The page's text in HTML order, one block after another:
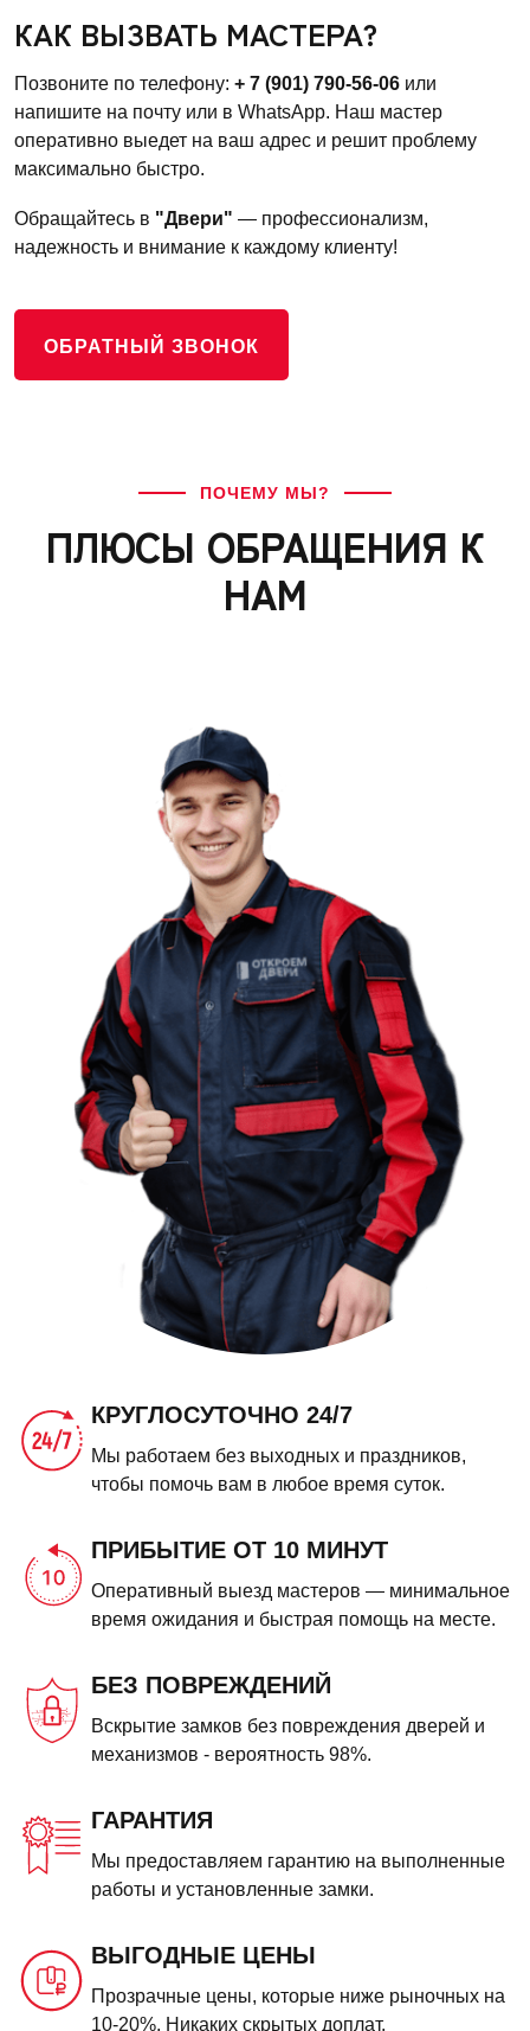
КАК ВЫЗВАТЬ МАСТЕРА?
Позвоните по телефону: + 7 (901) 790-56-06 или
напишите на почту или в WhatsApp. Наш мастер
оперативно выедет на ваш адрес и решит проблему
максимально быстро.
Обращайтесь в "Двери" — профессионализм,
надежность и внимание к каждому клиенту!
ОБРАТНЫЙ ЗВОНОК
ПОЧЕМУ МЫ?
ПЛЮСЫ ОБРАЩЕНИЯ К
НАМ
КРУГЛОСУТОЧНО 24/7
Мы работаем без выходных и праздников,
чтобы помочь вам в любое время суток.
ПРИБЫТИЕ ОТ 10 МИНУТ
Оперативный выезд мастеров — минимальное
время ожидания и быстрая помощь на месте.
БЕЗ ПОВРЕЖДЕНИЙ
Вскрытие замков без повреждения дверей и
механизмов - вероятность 98%.
ГАРАНТИЯ
Мы предоставляем гарантию на выполненные
работы и установленные замки.
ВЫГОДНЫЕ ЦЕНЫ
Прозрачные цены, которые ниже рыночных на
10-20%. Никаких скрытых доплат.